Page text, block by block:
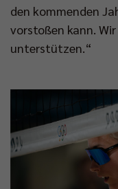
den kommenden
vorstoßen kann.
unterstützen.“